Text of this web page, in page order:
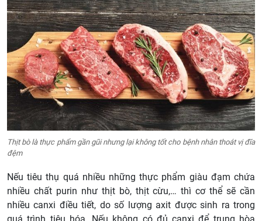
Thịt bò là thực phẩm gần gũi nhưng lại không tốt cho bệnh nhân thoát vị đĩa
đệm
Nếu tiêu thụ quá nhiều những thực phẩm giàu đạm chứa
nhiều chất purin như thịt bò, thịt cừu,… thì cơ thể sẽ cần
nhiều canxi điều tiết, do số lượng axit được sinh ra trong